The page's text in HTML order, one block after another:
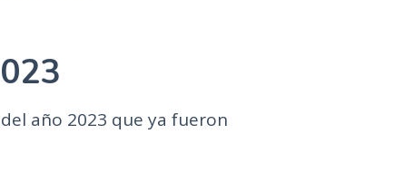
año 2023 que ya fueron